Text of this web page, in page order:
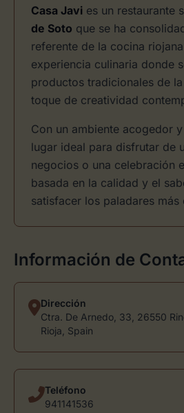
Casa Javi es un restaurante
de Soto que se ha
referente de la cocina
experiencia culinaria donde
productos tradicionales de
toque de creatividad
Con un ambiente acogedor
lugar ideal para disfrutar de
negocios o una celebración
basada en la calidad y el
satisfacer los paladares más
Información de
Dirección
Ctra. De Arnedo, 33, 26550
Rioja, Spain
Teléfono
941141536